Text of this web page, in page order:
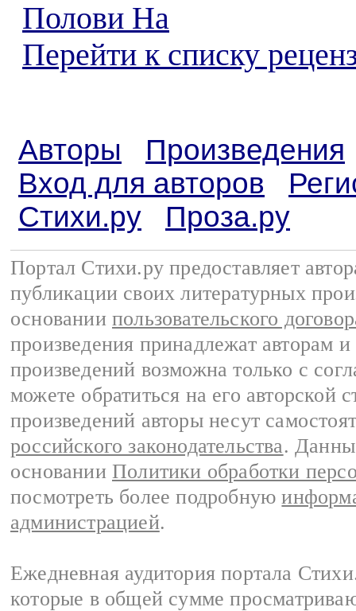
Полови На
Перейти к списку
Авторы
Произведения
Вход для авторов
Стихи.ру
Проза.ру
Портал Стихи.ру предоставляет
публикации своих литературных
основании пользовательского
произведения принадлежат авторам
произведений возможна только с
можете обратиться на его авторской
произведений авторы несут
российского законодательства.
основании Политики обработки
посмотреть более подробную
администрацией.
Ежедневная аудитория портала
которые в общей сумме